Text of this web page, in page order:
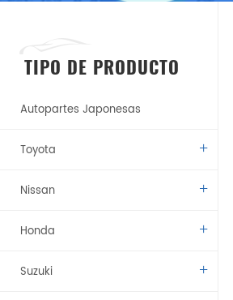
TIPO DE PRODUCTO
Autopartes Japonesas
Toyota
Nissan
Honda
Suzuki